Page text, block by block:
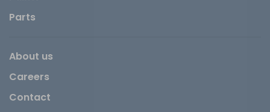
Parts
About us
Careers
Contact